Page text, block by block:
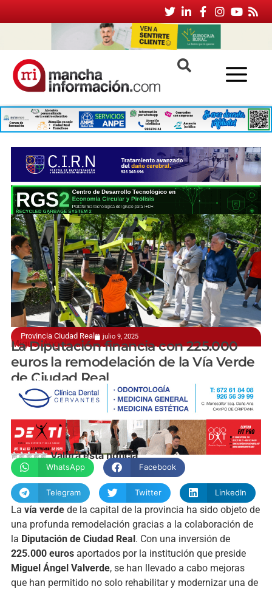
Provincia Ciudad Real julio 9, 2025
Miguel Ángel Valverde la ha visitado
La Diputación financia con 225.000
euros la remodelación de la Vía Verde
de Ciudad Real
manchainformacion.com
Valora esta noticia
WhatsApp Facebook
Telegram Twitter LinkedIn
La vía verdede la capital de la provincia ha sido objeto de
una profunda remodelación gracias a la colaboración de
la Diputación de Ciudad Real. Con una inversión de
225.000 eurosaportados por la institución que preside
Miguel Ángel Valverde, se han llevado a cabo mejoras
que han permitido no solo rehabilitar y modernizar una de